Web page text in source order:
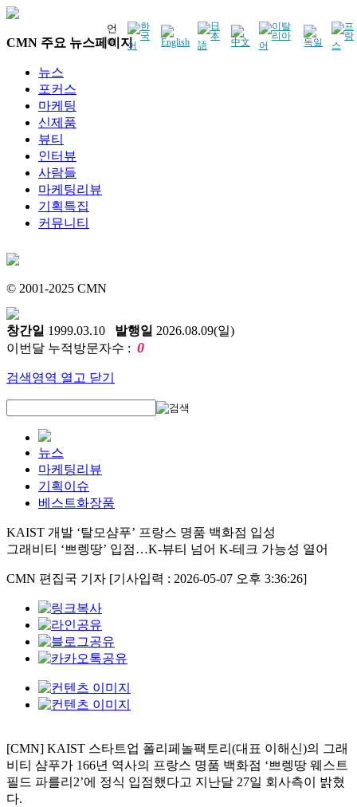
언
어
CMN 주요 뉴스페이지
뉴스
포커스
마케팅
신제품
뷰티
인터뷰
사람들
마케팅리뷰
기획특집
커뮤니티
© 2001-2025 CMN
창간일 1999.03.10 발행일 2026.08.09(일)
이번달 누적방문자수 : 0
검색영역 열고 닫기
뉴스
마케팅리뷰
기획이슈
베스트화장품
KAIST 개발 ‘탈모샴푸’ 프랑스 명품 백화점 입성
그래비티 ‘쁘렝땅’ 입점…K-뷰티 넘어 K-테크 가능성 열어
CMN 편집국 기자 [기사입력 : 2026-05-07 오후 3:36:26]
[CMN] KAIST 스타트업 폴리페놀팩토리(대표 이해신)의 그래
비티 샴푸가 166년 역사의 프랑스 명품 백화점 ‘쁘렝땅 웨스트
필드 파를리2’에 정식 입점했다고 지난달 27일 회사측이 밝혔
다.